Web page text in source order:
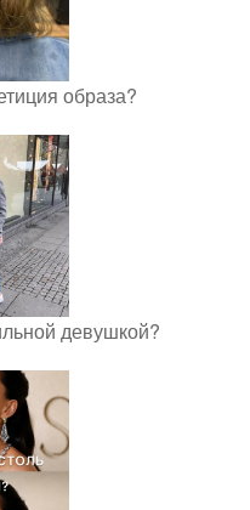
образа?
девушкой?